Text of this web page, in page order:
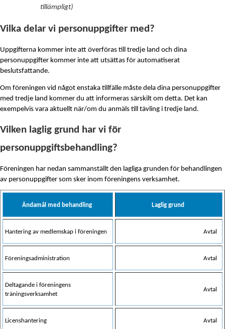
tillämpligt)
Vilka delar vi personuppgifter med?
Uppgifterna kommer inte att överföras till tredje land och dina
personuppgifter kommer inte att utsättas för automatiserat
beslutsfattande.
Om föreningen vid något enstaka tillfälle måste dela dina personuppgifter
med tredje land kommer du att informeras särskilt om detta. Det kan
exempelvis vara aktuellt när/om du anmäls till tävling i tredje land.
Vilken laglig grund har vi för
personuppgiftsbehandling?
Föreningen har nedan sammanställt den lagliga grunden för behandlingen
av personuppgifter som sker inom föreningens verksamhet.
Ändamål med behandling Laglig grund
Hantering av medlemskap i föreningen Avtal
Föreningsadministration Avtal
Deltagande i föreningens
träningsverksamhet
Avtal
Licenshantering Avtal